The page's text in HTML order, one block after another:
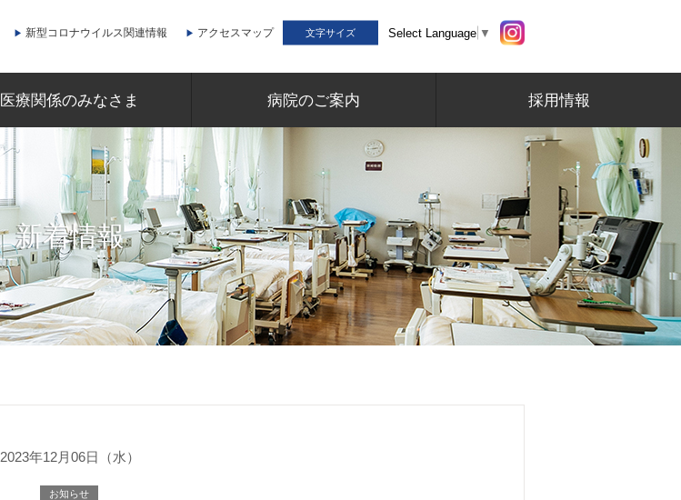
新型コロナウイルス関連情報 アクセスマップ 文字サイズ Select Language ▼
医療関係のみなさま 病院のご案内 採用情報
新着情報
2023年12月06日（水）
お知らせ